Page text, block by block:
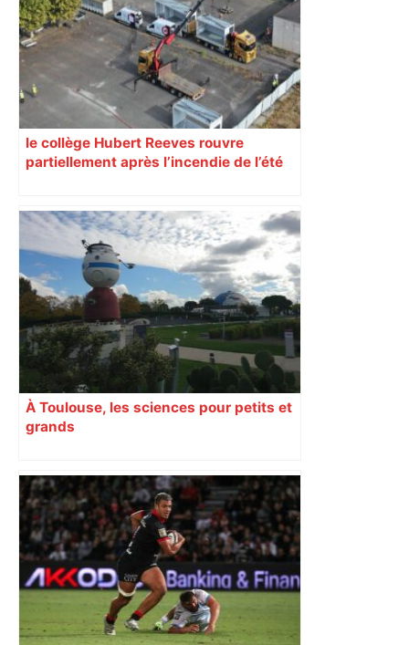
le collège Hubert Reeves rouvre
partiellement après l’incendie de l’été
À Toulouse, les sciences pour petits et
grands